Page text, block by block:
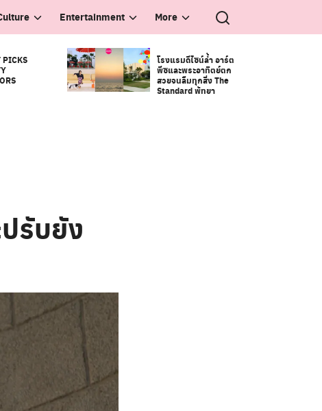
Entertainment More
PICKS
โรงแรมดีไซน์ล้ำ อาร์ต
พีซและพระอาทิตย์ตก
สวยจนลืมทุกสิ่ง The
Standard พัทยา
รับยัง